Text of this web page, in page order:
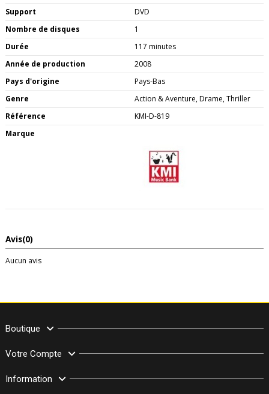
Support
DVD
Nombre de disques
1
Durée
117 minutes
Année de production
2008
Pays d'origine
Pays-Bas
Genre
Action & Aventure, Drame, Thriller
Référence
KMI-D-819
Marque
Avis(0)
Aucun avis
Boutique
Votre Compte
Information